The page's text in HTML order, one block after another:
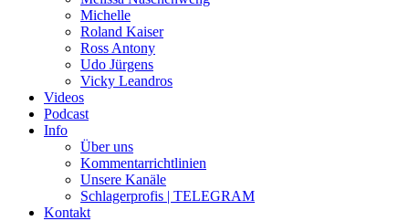
Michelle
Roland Kaiser
Ross Antony
Udo Jürgens
Vicky Leandros
Videos
Podcast
Info
Über uns
Kommentarrichtlinien
Unsere Kanäle
Schlagerprofis | TELEGRAM
Kontakt